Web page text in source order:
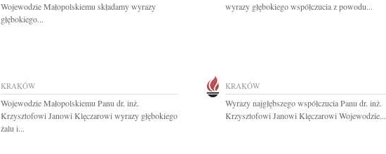
Wojewodzie Małopolskiemu składamy wyrazy
głębokiego...
wyrazy głębokiego współczucia z powodu...
KRAKÓW
Wojewodzie Małopolskiemu Panu dr. inż.
Krzysztofowi Janowi Klęczarowi wyrazy głębokiego
żalu i...
KRAKÓW
Wyrazy najgłębszego współczucia Panu dr. inż.
Krzysztofowi Janowi Klęczarowi Wojewodzie...